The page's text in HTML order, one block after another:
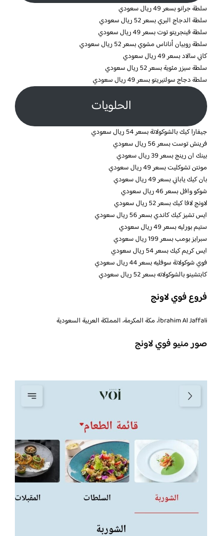
سلطة جرانو بسعر 49 ريال سعودي
سلطة الدجاج البري بسعر 52 ريال سعودي
سلطة فينجريتو توت بسعر 49 ريال سعودي
سلطة روبيان أناناس مشوي بسعر 52 ريال سعودي
كاني سالاد بسعر 49 ريال سعودي
سلطة سيزر مئوية بسعر 52 ريال سعودي
سلطة دجاج سولتيريتو بسعر 49 ريال سعودي
الحلويات
جيفارا كيك بالشوكولاتة بسعر 54 ريال سعودي
فرينش توست بسعر 56 ريال سعودي
بينك ان رينج بسعر 39 ريال سعودي
مونتن تشوكليت بسعر 49 ريال سعودي
بان كيك ياباني بسعر 49 ريال سعودي
شوكو وافل بسعر 46 ريال سعودي
لاونج لافا كيك بسعر 52 ريال سعودي
ايس تشيز كيك كاندي بسعر 56 ريال سعودي
ستيم بورليه بسعر 49 ريال سعودي
سبرايز بومب بسعر 199 ريال سعودي
ايس كريم كيك بسعر 54 ريال سعودي
فوي شوكولاتة سوفليه بسعر 44 ريال سعودي
كابتشينو بالشوكولاته بسعر 52 ريال سعودي
فروع فوي لاونج
İbrahim Al Jaffali، مكة المكرمة، المملكة العربية السعودية
صور منيو فوي لاونج